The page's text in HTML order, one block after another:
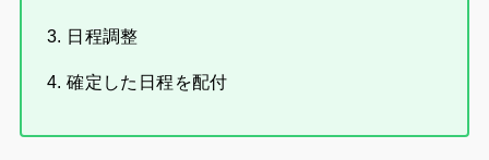
日程調整
確定した日程を配付